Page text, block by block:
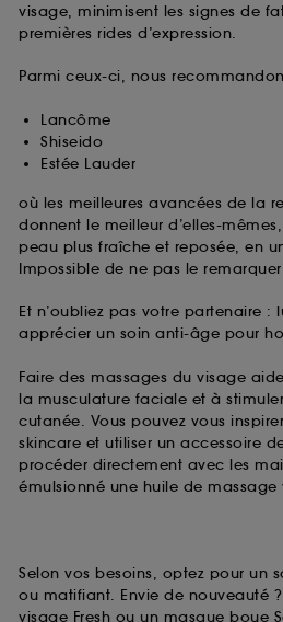
visage, minimisent les signes de
premières rides d’expression.
Parmi ceux-ci, nous
Lancôme
Shiseido
Estée Lauder
où les meilleures avancées de la
donnent le meilleur d’elles-
peau plus fraîche et reposée, en
Impossible de ne pas le
Et n’oubliez pas votre partenaire :
apprécier un soin anti-âge pour
Faire des massages du visage
la musculature faciale et à
cutanée. Vous pouvez vous
skincare et utiliser un accessoire
procéder directement avec les
émulsionné une huile de
Selon vos besoins, optez pour un
ou matifiant. Envie de nouveauté ?
visage Fresh ou un masque boue